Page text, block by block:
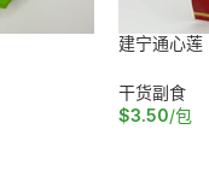
建宁通心莲
干货副食
$3.50/包